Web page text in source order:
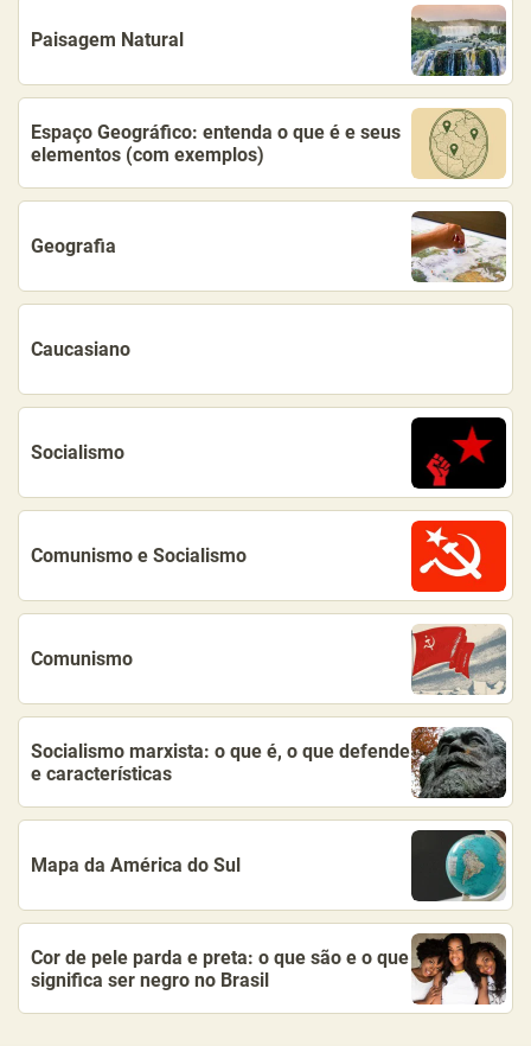
Paisagem Natural
Espaço Geográfico: entenda o que é e seus
elementos (com exemplos)
Geografia
Caucasiano
Socialismo
Comunismo e Socialismo
Comunismo
Socialismo marxista: o que é, o que defende
e características
Mapa da América do Sul
Cor de pele parda e preta: o que são e o que
significa ser negro no Brasil